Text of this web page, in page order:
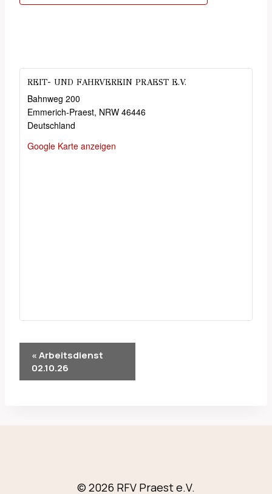
REIT- UND FAHRVEREIN PRAEST E.V.
Bahnweg 200
Emmerich-Praest, NRW 46446
Deutschland
Google Karte anzeigen
VERANSTALTUNG-
NAVIGATION
«Arbeitsdienst
02.10.26
© 2026 RFV Praest e.V.